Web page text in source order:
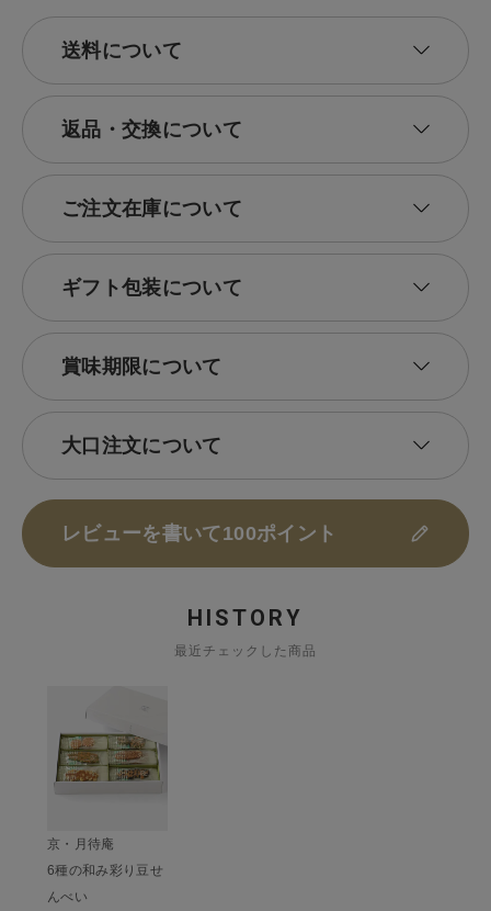
送料について
返品・交換について
ご注文在庫について
ギフト包装について
賞味期限について
大口注文について
レビューを書いて100ポイント
HISTORY
最近チェックした商品
京・月待庵
6種の和み彩り豆せ
んべい